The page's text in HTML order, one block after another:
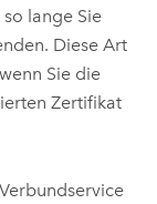
lange Sie
Diese Art
Sie die
Zertifikat